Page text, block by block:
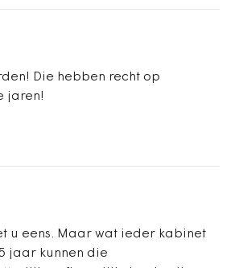
Die hebben recht op
jaren!
u eens. Maar wat ieder kabinet
jaar kunnen die